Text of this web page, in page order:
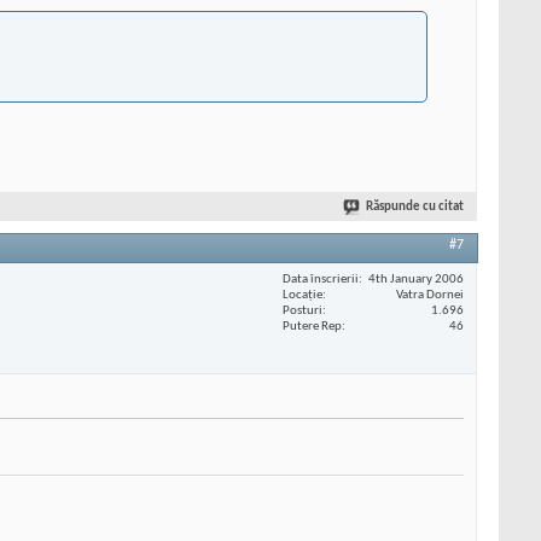
Răspunde cu citat
#7
Data înscrierii
4th January 2006
Locaţie
Vatra Dornei
Posturi
1.696
Putere Rep
46